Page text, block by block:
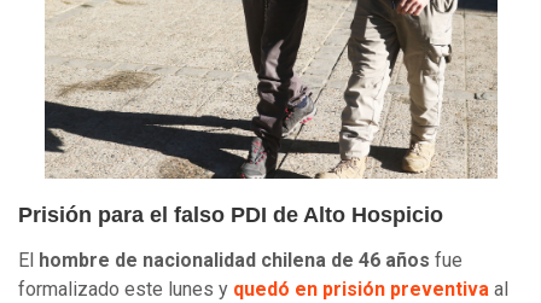
Prisión para el falso PDI de Alto Hospicio
El hombre de nacionalidad chilena de 46 años fue
formalizado este lunes y quedó en prisión preventiva al